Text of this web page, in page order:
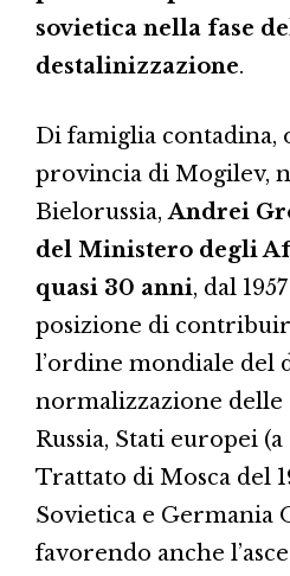
sovietica nella fase
destalinizzazione.
Di famiglia contadina,
provincia di Mogilev,
Bielorussia,Andrei
del Ministero degli
quasi 30 anni, dal
posizione di
l’ordine mondiale del
normalizzazione
Russia, Stati europei
Trattato di Mosca del
Sovietica e Germania
favorendo anche